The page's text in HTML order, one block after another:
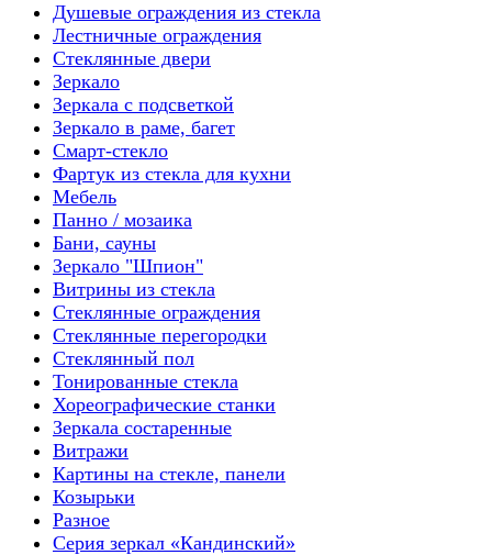
Душевые ограждения из стекла
Лестничные ограждения
Стеклянные двери
Зеркало
Зеркала с подсветкой
Зеркало в раме, багет
Смарт-стекло
Фартук из стекла для кухни
Мебель
Панно / мозаика
Бани, сауны
Зеркало "Шпион"
Витрины из стекла
Стеклянные ограждения
Стеклянные перегородки
Стеклянный пол
Тонированные стекла
Хореографические станки
Зеркала состаренные
Витражи
Картины на стекле, панели
Козырьки
Разное
Серия зеркал «Кандинский»